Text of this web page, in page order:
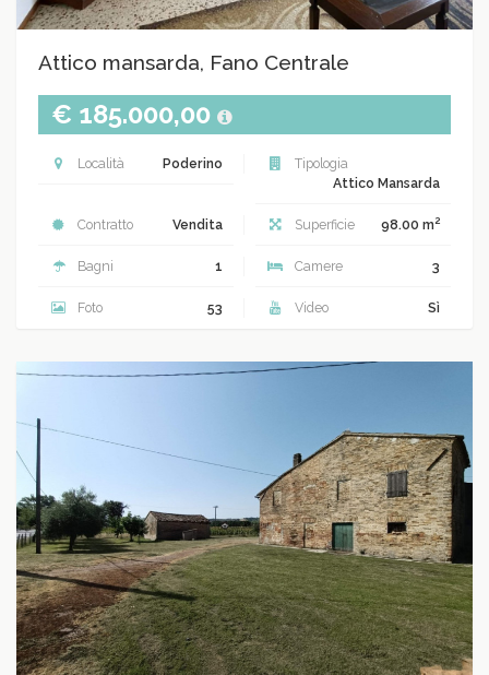
Attico mansarda, Fano Centrale
€ 185.000,00
Località Poderino
Tipologia
Attico Mansarda
Contratto Vendita Superficie 98.00 m2
Bagni 1 Camere 3
Foto 53 Video Sì